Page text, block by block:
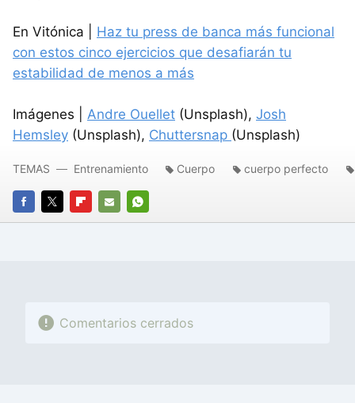
En Vitónica | Haz tu press de banca más funcional
con estos cinco ejercicios que desafiarán tu
estabilidad de menos a más
Imágenes | Andre Ouellet (Unsplash), Josh
Hemsley (Unsplash), Chuttersnap (Unsplash)
FACEBOOK
TWITTERFLIPBOARD
E-
WHATSAPP
TEMAS Entrenamiento Cuerpo cuerpo perfecto
Comentarios cerrados